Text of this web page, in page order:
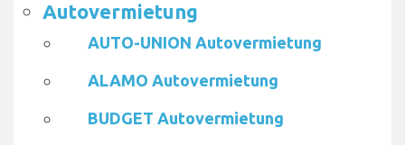
Autovermietung
AUTO-UNION Autovermietung
ALAMO Autovermietung
BUDGET Autovermietung